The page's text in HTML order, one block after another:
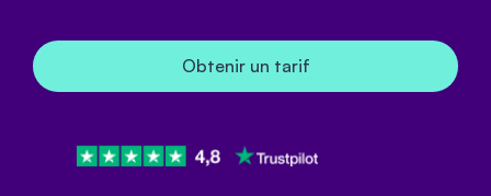
Obtenir un tarif